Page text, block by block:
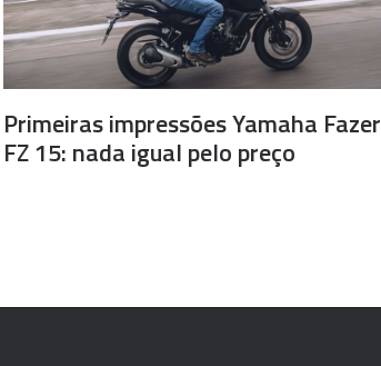
Primeiras impressões Yamaha Fazer
FZ 15: nada igual pelo preço